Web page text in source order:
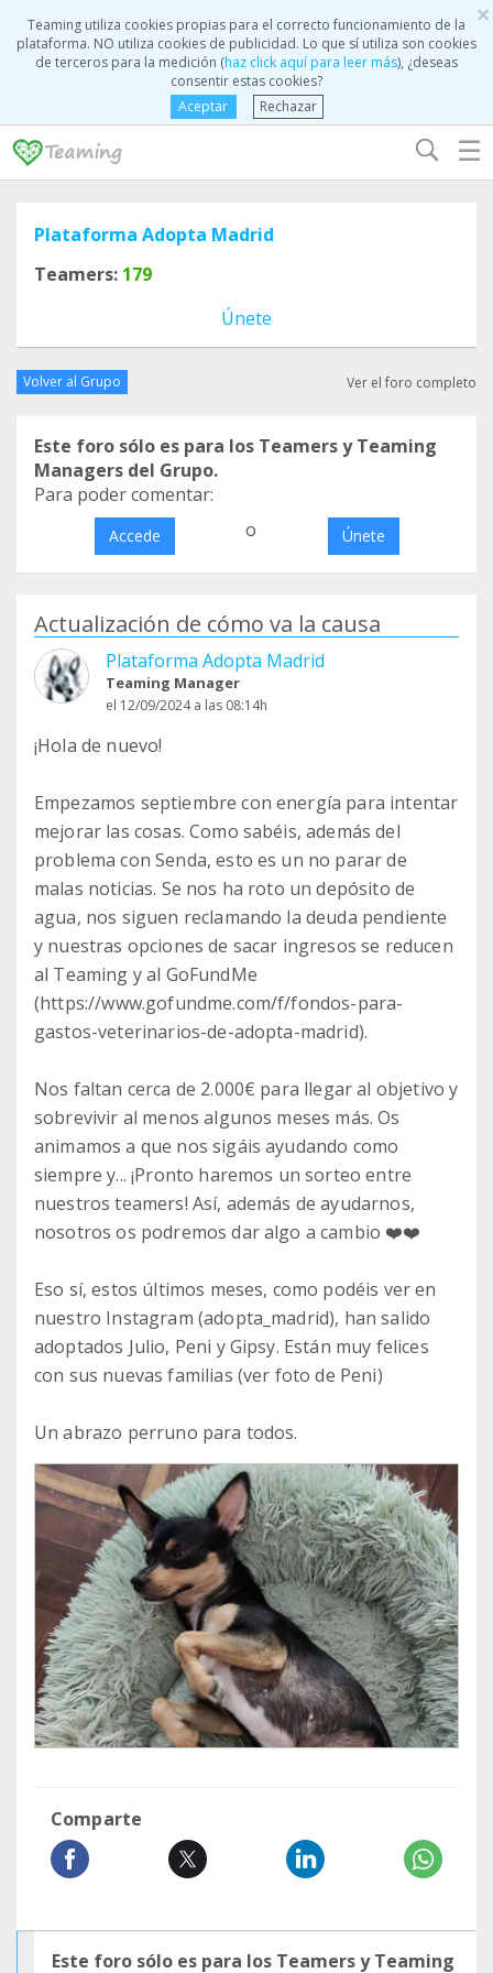
×
Teaming utiliza cookies propias para el correcto funcionamiento de la
plataforma. NO utiliza cookies de publicidad. Lo que sí utiliza son cookies
de terceros para la medición (haz click aquí para leer más), ¿deseas
consentir estas cookies?
Aceptar
Rechazar
☰
Plataforma Adopta Madrid
Teamers: 179
Únete
Volver al Grupo Ver el foro completo
Este foro sólo es para los Teamers y Teaming
Managers del Grupo.
Para poder comentar:
Accede o Únete
Actualización de cómo va la causa
Plataforma Adopta Madrid
Teaming Manager
el 12/09/2024 a las 08:14h
¡Hola de nuevo!
Empezamos septiembre con energía para intentar
mejorar las cosas. Como sabéis, además del
problema con Senda, esto es un no parar de
malas noticias. Se nos ha roto un depósito de
agua, nos siguen reclamando la deuda pendiente
y nuestras opciones de sacar ingresos se reducen
al Teaming y al GoFundMe
(https://www.gofundme.com/f/fondos-para-
gastos-veterinarios-de-adopta-madrid).
Nos faltan cerca de 2.000€ para llegar al objetivo y
sobrevivir al menos algunos meses más. Os
animamos a que nos sigáis ayudando como
siempre y... ¡Pronto haremos un sorteo entre
nuestros teamers! Así, además de ayudarnos,
nosotros os podremos dar algo a cambio ❤️❤️
Eso sí, estos últimos meses, como podéis ver en
nuestro Instagram (adopta_madrid), han salido
adoptados Julio, Peni y Gipsy. Están muy felices
con sus nuevas familias (ver foto de Peni)
Un abrazo perruno para todos.
Comparte
Este foro sólo es para los Teamers y Teaming